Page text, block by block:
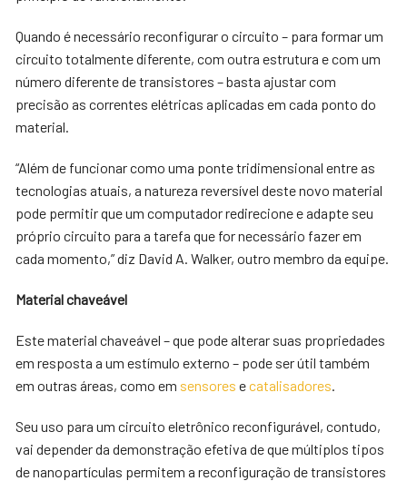
Quando é necessário reconfigurar o circuito – para formar um
circuito totalmente diferente, com outra estrutura e com um
número diferente de transistores – basta ajustar com
precisão as correntes elétricas aplicadas em cada ponto do
material.
“Além de funcionar como uma ponte tridimensional entre as
tecnologias atuais, a natureza reversível deste novo material
pode permitir que um computador redirecione e adapte seu
próprio circuito para a tarefa que for necessário fazer em
cada momento,” diz David A. Walker, outro membro da equipe.
Material chaveável
Este material chaveável – que pode alterar suas propriedades
em resposta a um estímulo externo – pode ser útil também
em outras áreas, como em sensores ecatalisadores.
Seu uso para um circuito eletrônico reconfigurável, contudo,
vai depender da demonstração efetiva de que múltiplos tipos
de nanopartículas permitem a reconfiguração de transistores